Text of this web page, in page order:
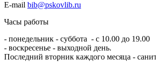
E-mail bib@pskovlib.ru
Часы работы
- понедельник - суббота - с 10.00 до 19.00
- воскресенье - выходной день.
Последний вторник каждого месяца -